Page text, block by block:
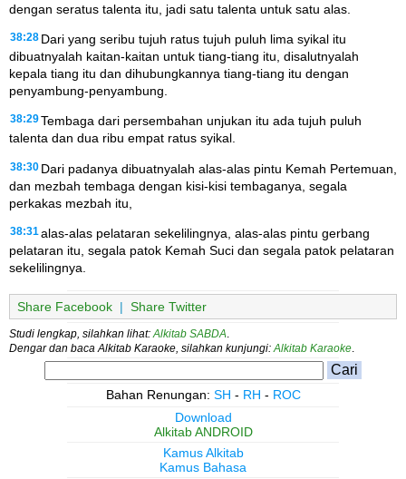
dengan seratus talenta itu, jadi satu talenta untuk satu alas.
38:28 Dari yang seribu tujuh ratus tujuh puluh lima syikal itu
dibuatnyalah kaitan-kaitan untuk tiang-tiang itu, disalutnyalah
kepala tiang itu dan dihubungkannya tiang-tiang itu dengan
penyambung-penyambung.
38:29Tembaga dari persembahan unjukan itu ada tujuh puluh
talenta dan dua ribu empat ratus syikal.
38:30 Dari padanya dibuatnyalah alas-alas pintu Kemah Pertemuan,
dan mezbah tembaga dengan kisi-kisi tembaganya, segala
perkakas mezbah itu,
38:31 alas-alas pelataran sekelilingnya, alas-alas pintu gerbang
pelataran itu, segala patok Kemah Suci dan segala patok pelataran
sekelilingnya.
Share Facebook | Share Twitter
Studi lengkap, silahkan lihat: Alkitab SABDA
Dengar dan baca Alkitab Karaoke, silahkan kunjungi: Alkitab Karaoke
Bahan Renungan: SH - RH - ROC
Download
Alkitab ANDROID
Kamus Alkitab
Kamus Bahasa